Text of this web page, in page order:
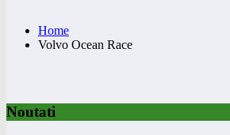
Home
Volvo Ocean Race
Noutati